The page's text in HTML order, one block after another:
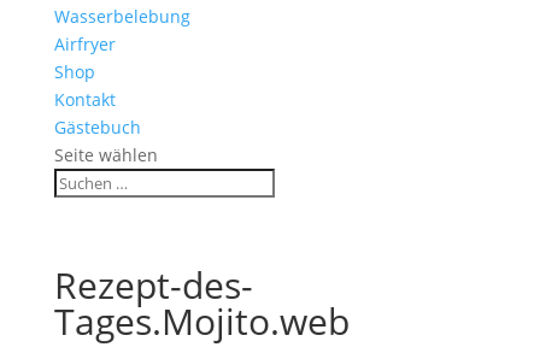
Wasserbelebung
Airfryer
Shop
Kontakt
Gästebuch
Seite wählen
Rezept-des-
Tages.Mojito.web